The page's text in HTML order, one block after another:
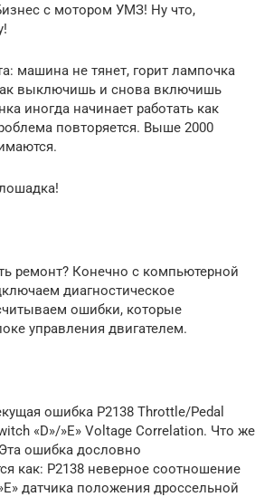
с мотором УМЗ! Ну что,
машина не тянет, горит лампочка
выключишь и снова включишь
иногда начинает работать как
повторяется. Выше 2000
ремонт? Конечно с компьютерной
диагностическое
ошибки, которые
управления двигателем.
ошибка P2138 Throttle/Pedal
«D»/»E» Voltage Correlation. Что же
ошибка дословно
как: P2138 неверное соотношение
датчика положения дроссельной